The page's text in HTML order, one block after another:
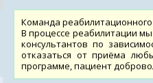
Команда
В процессе реабилитации
консультантов по
отказаться от приёма
программе, пациент